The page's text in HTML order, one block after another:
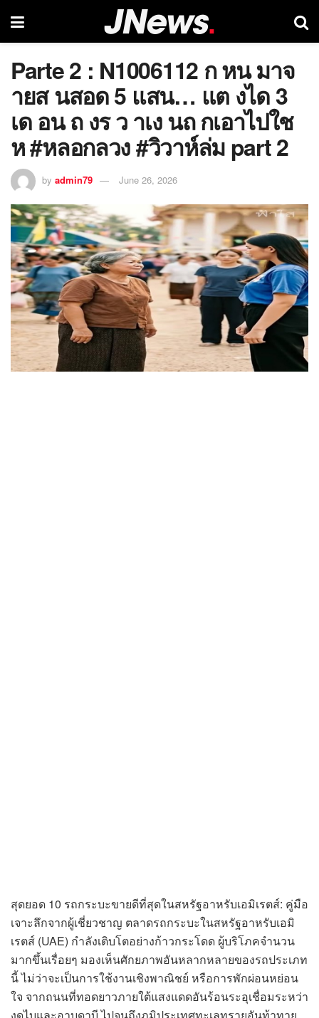
Parte 2 : N1006112 ก หน มาจ
ายส นสอด 5 แสน… แต งได 3
เด อน ถ งร ว าเง นถ กเอาไปใช
ห #หลอกลวง #วิวาห์ล่ม part 2
by admin79 June 26, 2026
สุดยอด 10 รถกระบะขายดีที่สุดในสหรัฐอาหรับเอมิเรตส์: คู่มือ
เจาะลึกจากผู้เชี่ยวชาญ ตลาดรถกระบะในสหรัฐอาหรับเอมิ
เรตส์ (UAE) กำลังเติบโตอย่างก้าวกระโดด ผู้บริโภคจำนวน
มากขึ้นเรื่อยๆ มองเห็นศักยภาพอันหลากหลายของรถประเภท
นี้ ไม่ว่าจะเป็นการใช้งานเชิงพาณิชย์ หรือการพักผ่อนหย่อน
ใจ จากถนนที่ทอดยาวภายใต้แสงแดดอันร้อนระอุเชื่อมระหว่า